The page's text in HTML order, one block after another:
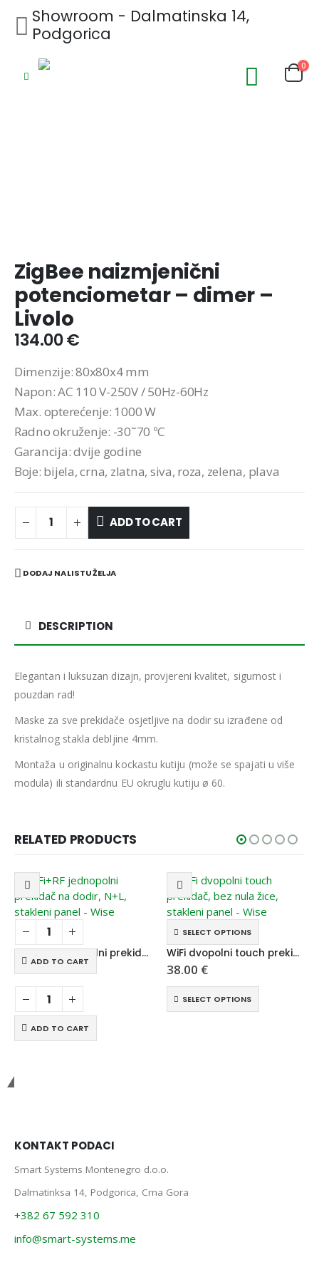
Showroom - Dalmatinska 14,
Podgorica
0
ZigBee naizmjenični
potenciometar – dimer –
Livolo
134.00€
Dimenzije: 80x80x4 mm
Napon: AC 110 V-250V / 50Hz-60Hz
Max. opterećenje: 1000 W
Radno okruženje: -30˜70 ºC
Garancija: dvije godine
Boje: bijela, crna, zlatna, siva, roza, zelena, plava
ADD TO CART
DODAJ NA LISTU ŽELJA
DESCRIPTION
Elegantan i luksuzan dizajn, provjereni kvalitet, sigurnost i
pouzdan rad!
Maske za sve prekidače osjetljive na dodir su izrađene od
kristalnog stakla debljine 4mm.
Montaža u originalnu kockastu kutiju (može se spajati u više
modula) ili standardnu EU okruglu kutiju ø 60.
RELATED PRODUCTS
ADD TO CART
WiFi+RF jednopolni prekidač na dodir, N+L, stakleni panel – Wise
51.00 €
ADD TO CART
SELECT OPTIONS
WiFi dvopolni touch prekidač, bez nula žice, stakleni panel – Wise
38.00 €
SELECT OPTIONS
KONTAKT PODACI
Smart Systems Montenegro d.o.o.
Dalmatinksa 14, Podgorica, Crna Gora
+382 67 592 310
info@smart-systems.me